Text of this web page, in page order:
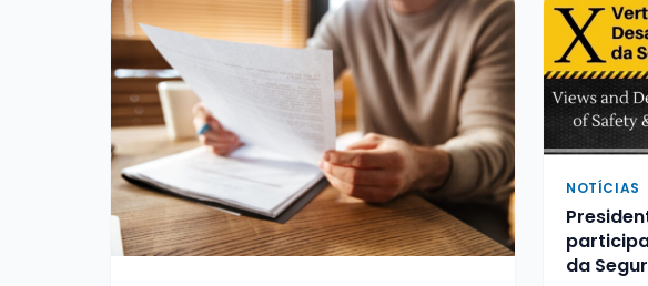
NOTÍCIAS
da